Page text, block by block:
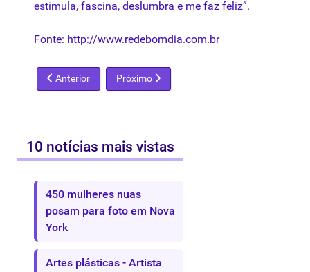
estimula, fascina, deslumbra e me faz feliz”.
Fonte: http://www.redebomdia.com.br
Artigo anterior: Cultura inaugura 9º Salão de Arte
Anterior Próximo artigo: Câmara de Maringá vota
Próximo
10 notícias mais vistas
450 mulheres nuas
posam para foto em Nova
York
Artes plásticas - Artista